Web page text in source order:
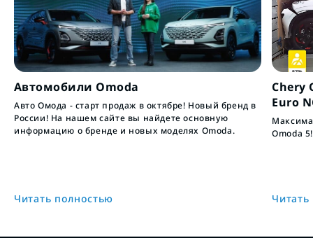
Автомобили Omoda
Авто Омода - старт продаж в октябре! Новый бренд в
России! На нашем сайте вы найдете основную
информацию о бренде и новых моделях Omoda.
Читать полностью
Chery
Euro
Omoda